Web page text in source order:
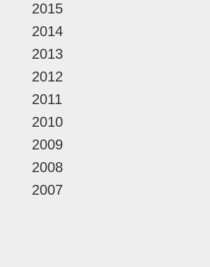
2015
2014
2013
2012
2011
2010
2009
2008
2007